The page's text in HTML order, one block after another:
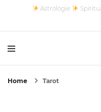
Astrologie
Home Tarot